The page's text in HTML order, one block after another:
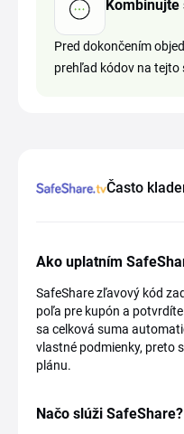
Pred dokončením
prehľad kódov na tejto
Často
Ako uplatním
SafeShare zľavový kód
poľa pre kupón a
sa celková suma
vlastné podmienky, preto
plánu.
Načo slúži SafeShare?